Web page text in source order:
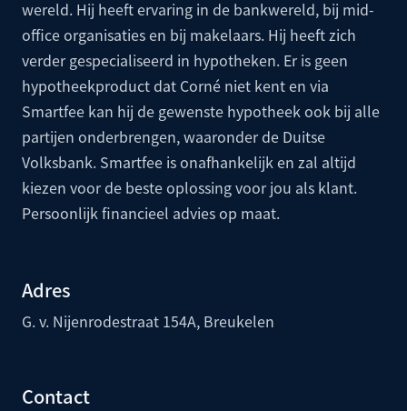
wereld. Hij heeft ervaring in de bankwereld, bij mid-
office organisaties en bij makelaars. Hij heeft zich
verder gespecialiseerd in hypotheken. Er is geen
hypotheekproduct dat Corné niet kent en via
Smartfee kan hij de gewenste hypotheek ook bij alle
partijen onderbrengen, waaronder de Duitse
Volksbank. Smartfee is onafhankelijk en zal altijd
kiezen voor de beste oplossing voor jou als klant.
Persoonlijk financieel advies op maat.
Adres
G. v. Nijenrodestraat 154A, Breukelen
Contact